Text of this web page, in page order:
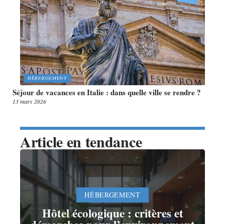
HÉBERGEMENT
Séjour de vacances en Italie : dans quelle ville se rendre ?
13 mars 2026
Article en tendance
HÉBERGEMENT
Hôtel écologique : critères et